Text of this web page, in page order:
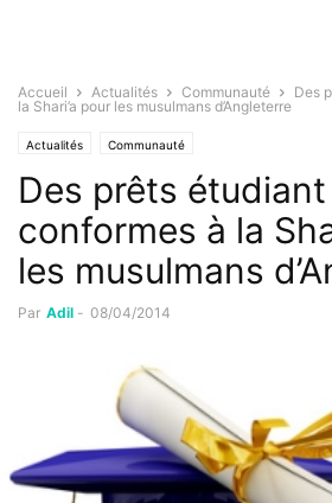
Accueil Actualités Communauté
Des
la Shari’a pour les musulmans d’Angleterre
Actualités Communauté
Des prêts étudiant
conformes à la
les musulmans
Par Adil - 08/04/2014